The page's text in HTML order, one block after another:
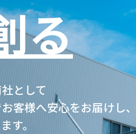
る
として
客様へ安心をお届けし、
す。